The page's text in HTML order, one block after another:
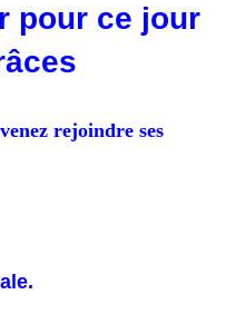
pour ce jour
rejoindre ses